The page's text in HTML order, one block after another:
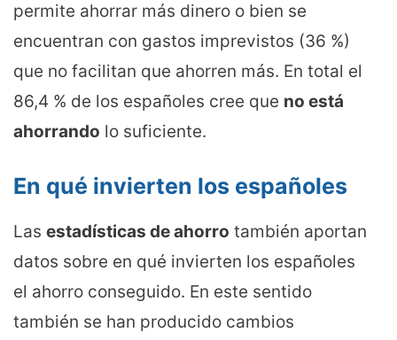
permite ahorrar más dinero o bien se
encuentran con gastos imprevistos (36 %)
que no facilitan que ahorren más. En total el
86,4 % de los españoles cree que no está
ahorrando lo suficiente.
En qué invierten los españoles
Las estadísticas de ahorro también aportan
datos sobre en qué invierten los españoles
el ahorro conseguido. En este sentido
también se han producido cambios